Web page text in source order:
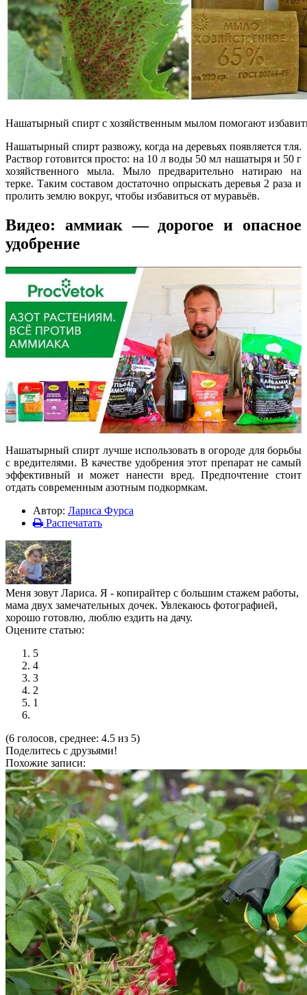
Нашатырный спирт с хозяйственным мылом помогают
Нашатырный спирт развожу, когда на деревьях появляется тля.
Раствор готовится просто: на 10 л воды 50 мл нашатыря и 50 г
хозяйственного мыла. Мыло предварительно натираю на
терке. Таким составом достаточно опрыскать деревья 2 раза и
пролить землю вокруг, чтобы избавиться от муравьёв.
Видео: аммиак — дорогое и опасное
удобрение
Нашатырный спирт лучше использовать в огороде для борьбы
с вредителями. В качестве удобрения этот препарат не самый
эффективный и может нанести вред. Предпочтение стоит
отдать современным азотным подкормкам.
Автор: Лариса Фурса
Распечатать
Меня зовут Лариса. Я - копирайтер с большим стажем работы,
мама двух замечательных дочек. Увлекаюсь фотографией,
хорошо готовлю, люблю ездить на дачу.
Оцените статью:
5
4
3
2
1
(6 голосов, среднее: 4.5 из 5)
Поделитесь с друзьями!
Похожие записи: